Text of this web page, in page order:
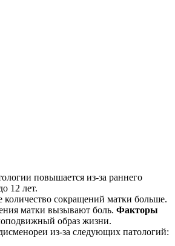
повышается из-за раннего
12 лет.
сокращений матки больше.
матки вызывают боль. Факторы
образ жизни.
из-за следующих патологий: